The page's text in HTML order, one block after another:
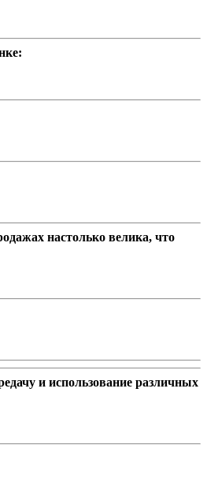
настолько велика, что
и использование различных